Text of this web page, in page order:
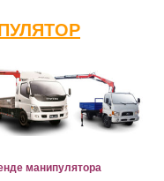
манипулятора